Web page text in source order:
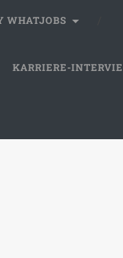
WHATJOBS
KARRIERE-